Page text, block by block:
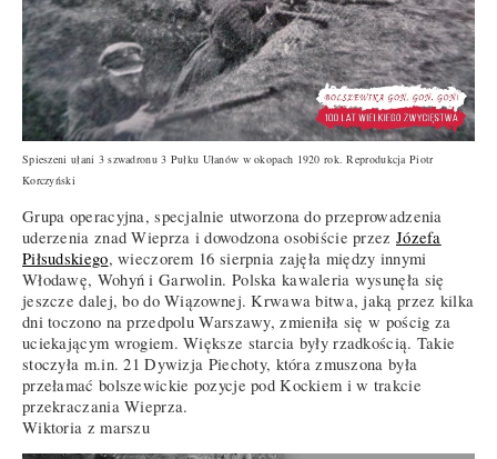
Spieszeni ułani 3 szwadronu 3 Pułku Ułanów w okopach 1920 rok. Reprodukcja Piotr
Korczyński
Grupa operacyjna, specjalnie utworzona do przeprowadzenia
uderzenia znad Wieprza i dowodzona osobiście przez Józefa
Piłsudskiego, wieczorem 16 sierpnia zajęła między innymi
Włodawę, Wohyń i Garwolin. Polska kawaleria wysunęła się
jeszcze dalej, bo do Wiązownej. Krwawa bitwa, jaką przez kilka
dni toczono na przedpolu Warszawy, zmieniła się w pościg za
uciekającym wrogiem. Większe starcia były rzadkością. Takie
stoczyła m.in. 21 Dywizja Piechoty, która zmuszona była
przełamać bolszewickie pozycje pod Kockiem i w trakcie
przekraczania Wieprza.
Wiktoria z marszu